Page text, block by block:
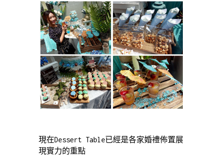
現在Dessert Table已經是各家婚禮佈置展
現實力的重點